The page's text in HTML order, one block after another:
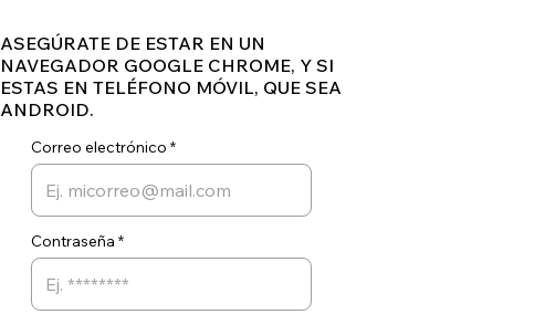
Contraseña
Correo electrónico
ASEGÚRATE DE ESTAR EN UN
NAVEGADOR GOOGLE CHROME, Y SI
ESTAS EN TELÉFONO MÓVIL, QUE SEA
ANDROID.